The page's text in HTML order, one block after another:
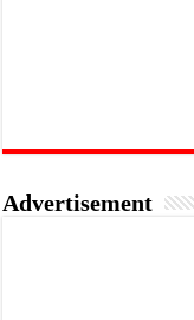
Advertisement